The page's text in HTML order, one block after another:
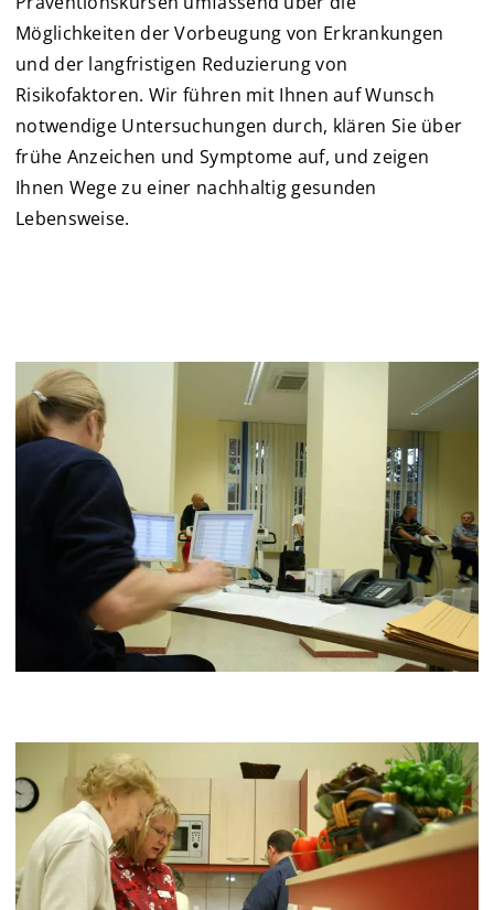
Möglichkeiten der Vorbeugung von Erkrankungen
und der langfristigen Reduzierung von
Risikofaktoren. Wir führen mit Ihnen auf Wunsch
notwendige Untersuchungen durch, klären Sie über
frühe Anzeichen und Symptome auf, und zeigen
Ihnen Wege zu einer nachhaltig gesunden
Lebensweise.